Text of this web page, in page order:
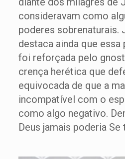
consideravam como
poderes sobrenaturais.
destaca ainda que
foi reforçada pelo
crença herética que
equivocada de que a
incompatível com o
como algo negativo.
Deus jamais poderia Se